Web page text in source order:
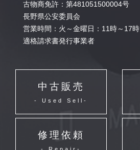
古物商免許：第481051500004号
長野県公安委員会
営業時間：火～金曜日：11時～17時
適格請求書発行事業者
中古販売
- Used Sell-
修理依頼